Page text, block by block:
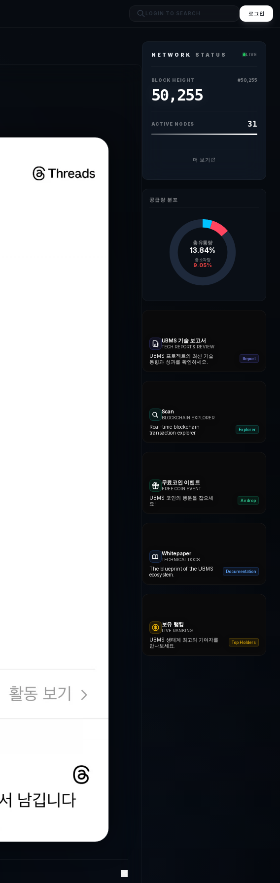
로그인
NETWORK STATUS LIVE
BLOCK HEIGHT #50,255
50,255
ACTIVE NODES 31
더 보기
공급량 분포
총 유통량
13.84%
총 소각량
9.05%
UBMS 기술 보고서
TECH REPORT & REVIEW
UBMS 프로젝트의 최신 기술
동향과 성과를 확인하세요.
Report
Scan
BLOCKCHAIN EXPLORER
Real-time blockchain
transaction explorer.
Explorer
무료코인 이벤트
FREE COIN EVENT
UBMS 코인의 행운을 잡으세
요!
Airdrop
Whitepaper
TECHNICAL DOCS
The blueprint of the UBMS
ecosystem.
Documentation
보유 랭킹
LIVE RANKING
UBMS 생태계 최고의 기여자를
만나보세요.
Top Holders